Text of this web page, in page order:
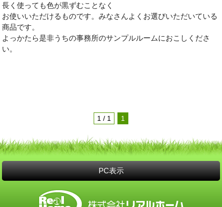
長く使っても色が黒ずむことなく
お使いいただけるものです。みなさんよくお選びいただいている
商品です。
よっかたら是非うちの事務所のサンプルルームにおこしくださ
い。
1 / 1 1
PC表示